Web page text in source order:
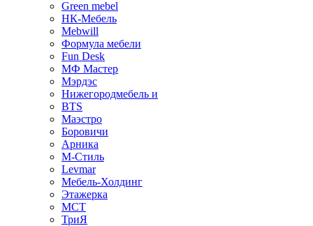
Green mebel
НК-Мебель
Mebwill
Формула мебели
Fun Desk
МФ Мастер
Мэрдэс
Нижегородмебель и
BTS
Маэстро
Боровичи
Арника
М-Стиль
Levmar
Мебель-Холдинг
Этажерка
МСТ
ТриЯ